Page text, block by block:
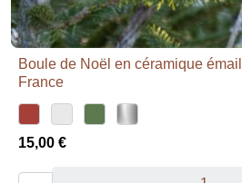
Boule de Noël en céramique
France
15,00 €